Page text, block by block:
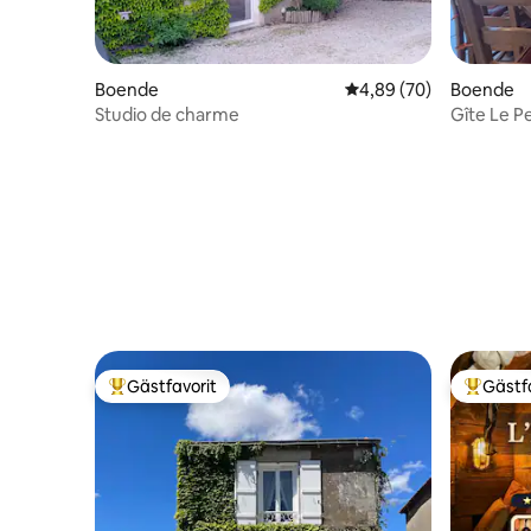
Boende 4,89 av 5 i
4,89 (70)
Studio de charme
Boende
Gîte Le
Populär gästfavorit
Gästfavorit